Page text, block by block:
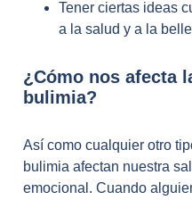
Tener ciertas ideas
a la salud y a la
¿Cómo nos afecta
bulimia?
Así como cualquier otro
bulimia afectan nuestra
emocional. Cuando